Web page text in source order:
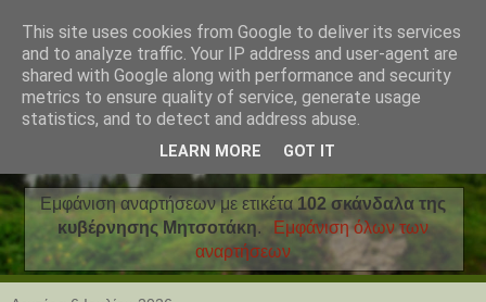
Εμφάνιση αναρτήσεων με ετικέτα 102 σκάνδαλα της
κυβέρνησης Μητσοτάκη.
Εμφάνιση όλων των
αναρτήσεων
This site uses cookies from Google to deliver its services
and to analyze traffic. Your IP address and user-agent are
shared with Google along with performance and security
metrics to ensure quality of service, generate usage
statistics, and to detect and address abuse.
LEARN MORE GOT IT